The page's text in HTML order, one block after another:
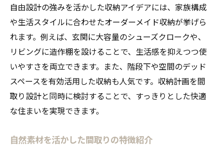
自由設計の強みを活かした収納アイデアには、家族構成
や生活スタイルに合わせたオーダーメイド収納が挙げら
れます。例えば、玄関に大容量のシューズクロークや、
リビングに造作棚を設けることで、生活感を抑えつつ使
いやすさを両立できます。また、階段下や空間のデッド
スペースを有効活用した収納も人気です。収納計画を間
取り設計と同時に検討することで、すっきりとした快適
な住まいを実現できます。
自然素材を活かした間取りの特徴紹介